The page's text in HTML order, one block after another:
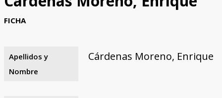
Búsqueda Avanzada
Razones y objetivos
El equipo
Colaboradores
Fuentes documentales
FICHA
Apellidos y
Nombre
Cárdenas Moreno, Enrique